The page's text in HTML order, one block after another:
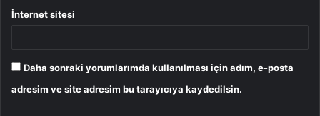
İnternet sitesi
Daha sonraki yorumlarımda kullanılması için adım, e-posta
adresim ve site adresim bu tarayıcıya kaydedilsin.